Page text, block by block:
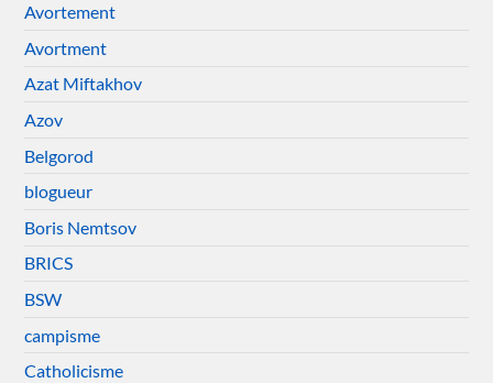
Avortement
Avortment
Azat Miftakhov
Azov
Belgorod
blogueur
Boris Nemtsov
BRICS
BSW
campisme
Catholicisme